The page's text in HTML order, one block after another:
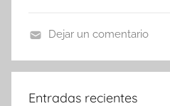
o
Dejar un comentario
Entradas recientes